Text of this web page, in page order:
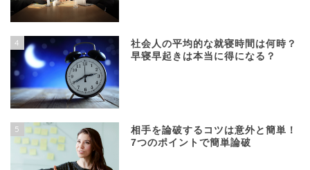
4
社会人の平均的な就寝時間は何時？
早寝早起きは本当に得になる？
5
相手を論破するコツは意外と簡単！
7つのポイントで簡単論破